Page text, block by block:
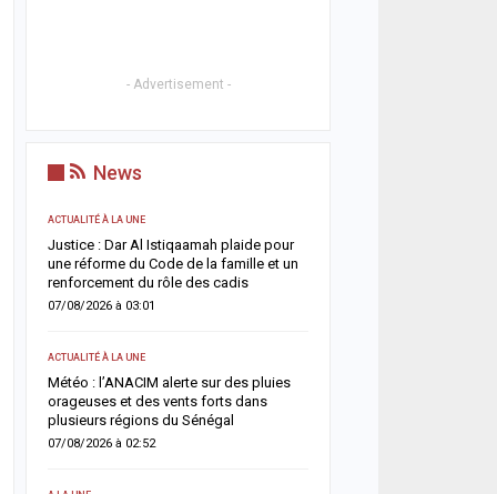
- Advertisement -
News
ACTUALITÉ À LA UNE
Justice : Dar Al Istiqaamah plaide pour
une réforme du Code de la famille et un
renforcement du rôle des cadis
07/08/2026 à 03:01
ACTUALITÉ À LA UNE
Météo : l’ANACIM alerte sur des pluies
orageuses et des vents forts dans
plusieurs régions du Sénégal
07/08/2026 à 02:52